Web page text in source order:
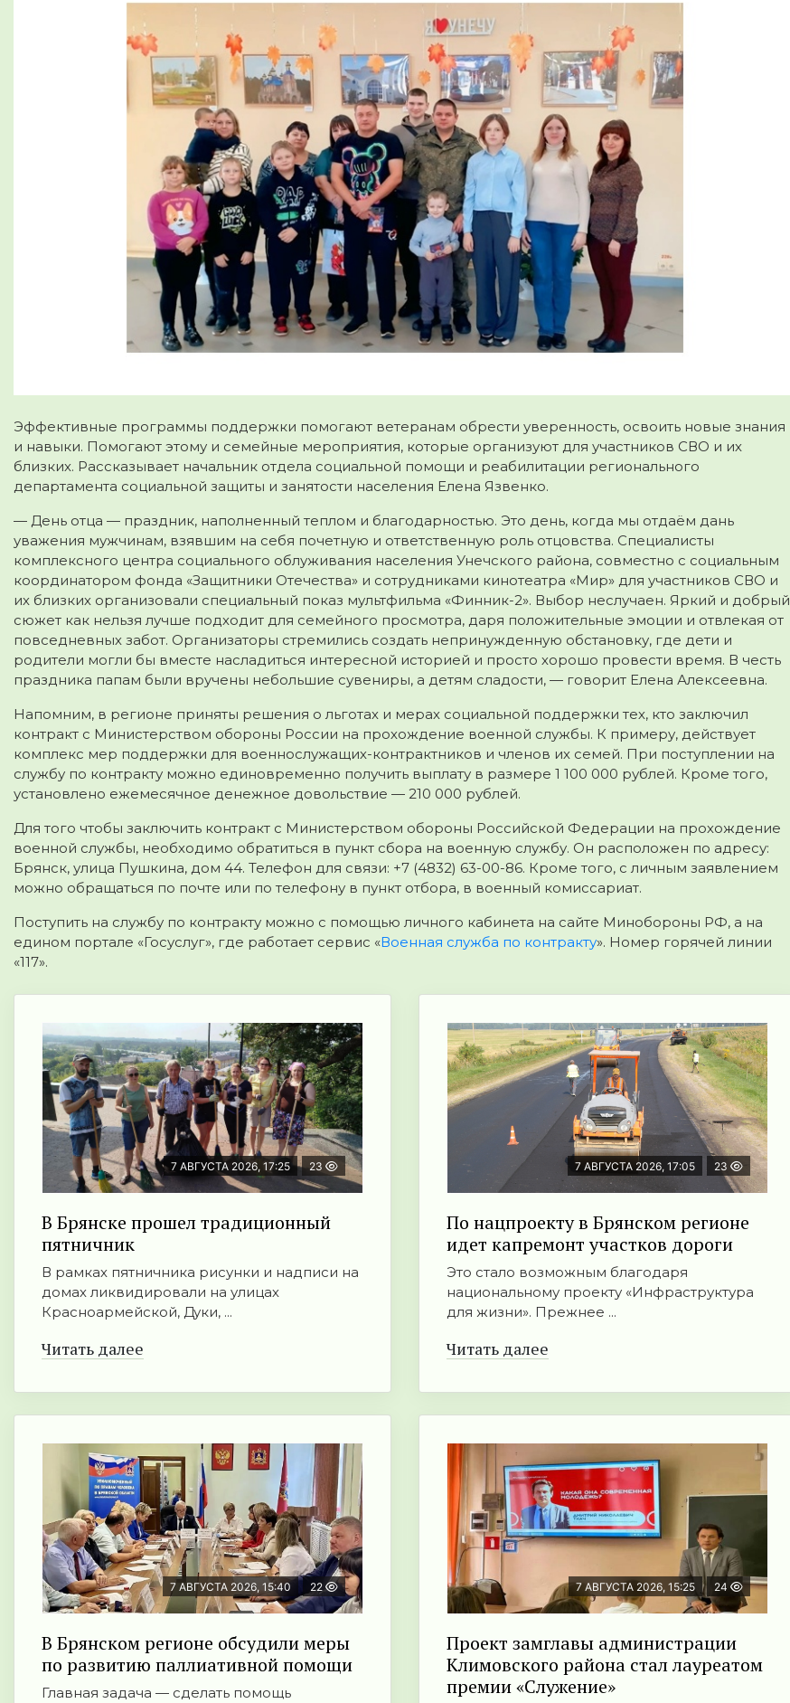
Эффективные программы поддержки помогают ветеранам обрести уверенность, освоить новые знания
и навыки. Помогают этому и семейные мероприятия, которые организуют для участников СВО и их
близких. Рассказывает начальник отдела социальной помощи и реабилитации регионального
департамента социальной защиты и занятости населения Елена Язвенко.
— День отца — праздник, наполненный теплом и благодарностью. Это день, когда мы отдаём дань
уважения мужчинам, взявшим на себя почетную и ответственную роль отцовства. Специалисты
комплексного центра социального облуживания населения Унечского района, совместно с социальным
координатором фонда «Защитники Отечества» и сотрудниками кинотеатра «Мир» для участников СВО и
их близких организовали специальный показ мультфильма «Финник-2». Выбор неслучаен. Яркий и добрый
сюжет как нельзя лучше подходит для семейного просмотра, даря положительные эмоции и отвлекая от
повседневных забот. Организаторы стремились создать непринужденную обстановку, где дети и
родители могли бы вместе насладиться интересной историей и просто хорошо провести время. В честь
праздника папам были вручены небольшие сувениры, а детям сладости, — говорит Елена Алексеевна.
Напомним, в регионе приняты решения о льготах и мерах социальной поддержки тех, кто заключил
контракт с Министерством обороны России на прохождение военной службы. К примеру, действует
комплекс мер поддержки для военнослужащих-контрактников и членов их семей. При поступлении на
службу по контракту можно единовременно получить выплату в размере 1 100 000 рублей. Кроме того,
установлено ежемесячное денежное довольствие — 210 000 рублей.
Для того чтобы заключить контракт с Министерством обороны Российской Федерации на прохождение
военной службы, необходимо обратиться в пункт сбора на военную службу. Он расположен по адресу:
Брянск, улица Пушкина, дом 44. Телефон для связи: +7 (4832) 63-00-86. Кроме того, с личным заявлением
можно обращаться по почте или по телефону в пункт отбора, в военный комиссариат.
Поступить на службу по контракту можно с помощью личного кабинета на сайте Минобороны РФ, а на
едином портале «Госуслуг», где работает сервис «Военная служба по контракту». Номер горячей линии
«117».
7 АВГУСТА 2026, 17:25 23
В Брянске прошел традиционный
пятничник
В рамках пятничника рисунки и надписи на
домах ликвидировали на улицах
Красноармейской, Дуки, ...
Читать далее
7 АВГУСТА 2026, 17:05 23
По нацпроекту в Брянском регионе
идет капремонт участков дороги
Это стало возможным благодаря
национальному проекту «Инфраструктура
для жизни». Прежнее ...
Читать далее
7 АВГУСТА 2026, 15:40 22
В Брянском регионе обсудили меры
по развитию паллиативной помощи
Главная задача — сделать помощь
7 АВГУСТА 2026, 15:25 24
Проект замглавы администрации
Климовского района стал лауреатом
премии «Служение»